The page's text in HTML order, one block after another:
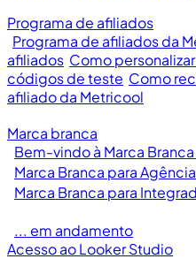
Programa de afiliados
Programa de afiliados da
afiliados Como
códigos de teste Como
afiliado da Metricool
Marca branca
Bem-vindo à Marca
Marca Branca para
Marca Branca para
... em andamento
Acesso ao Looker Studio